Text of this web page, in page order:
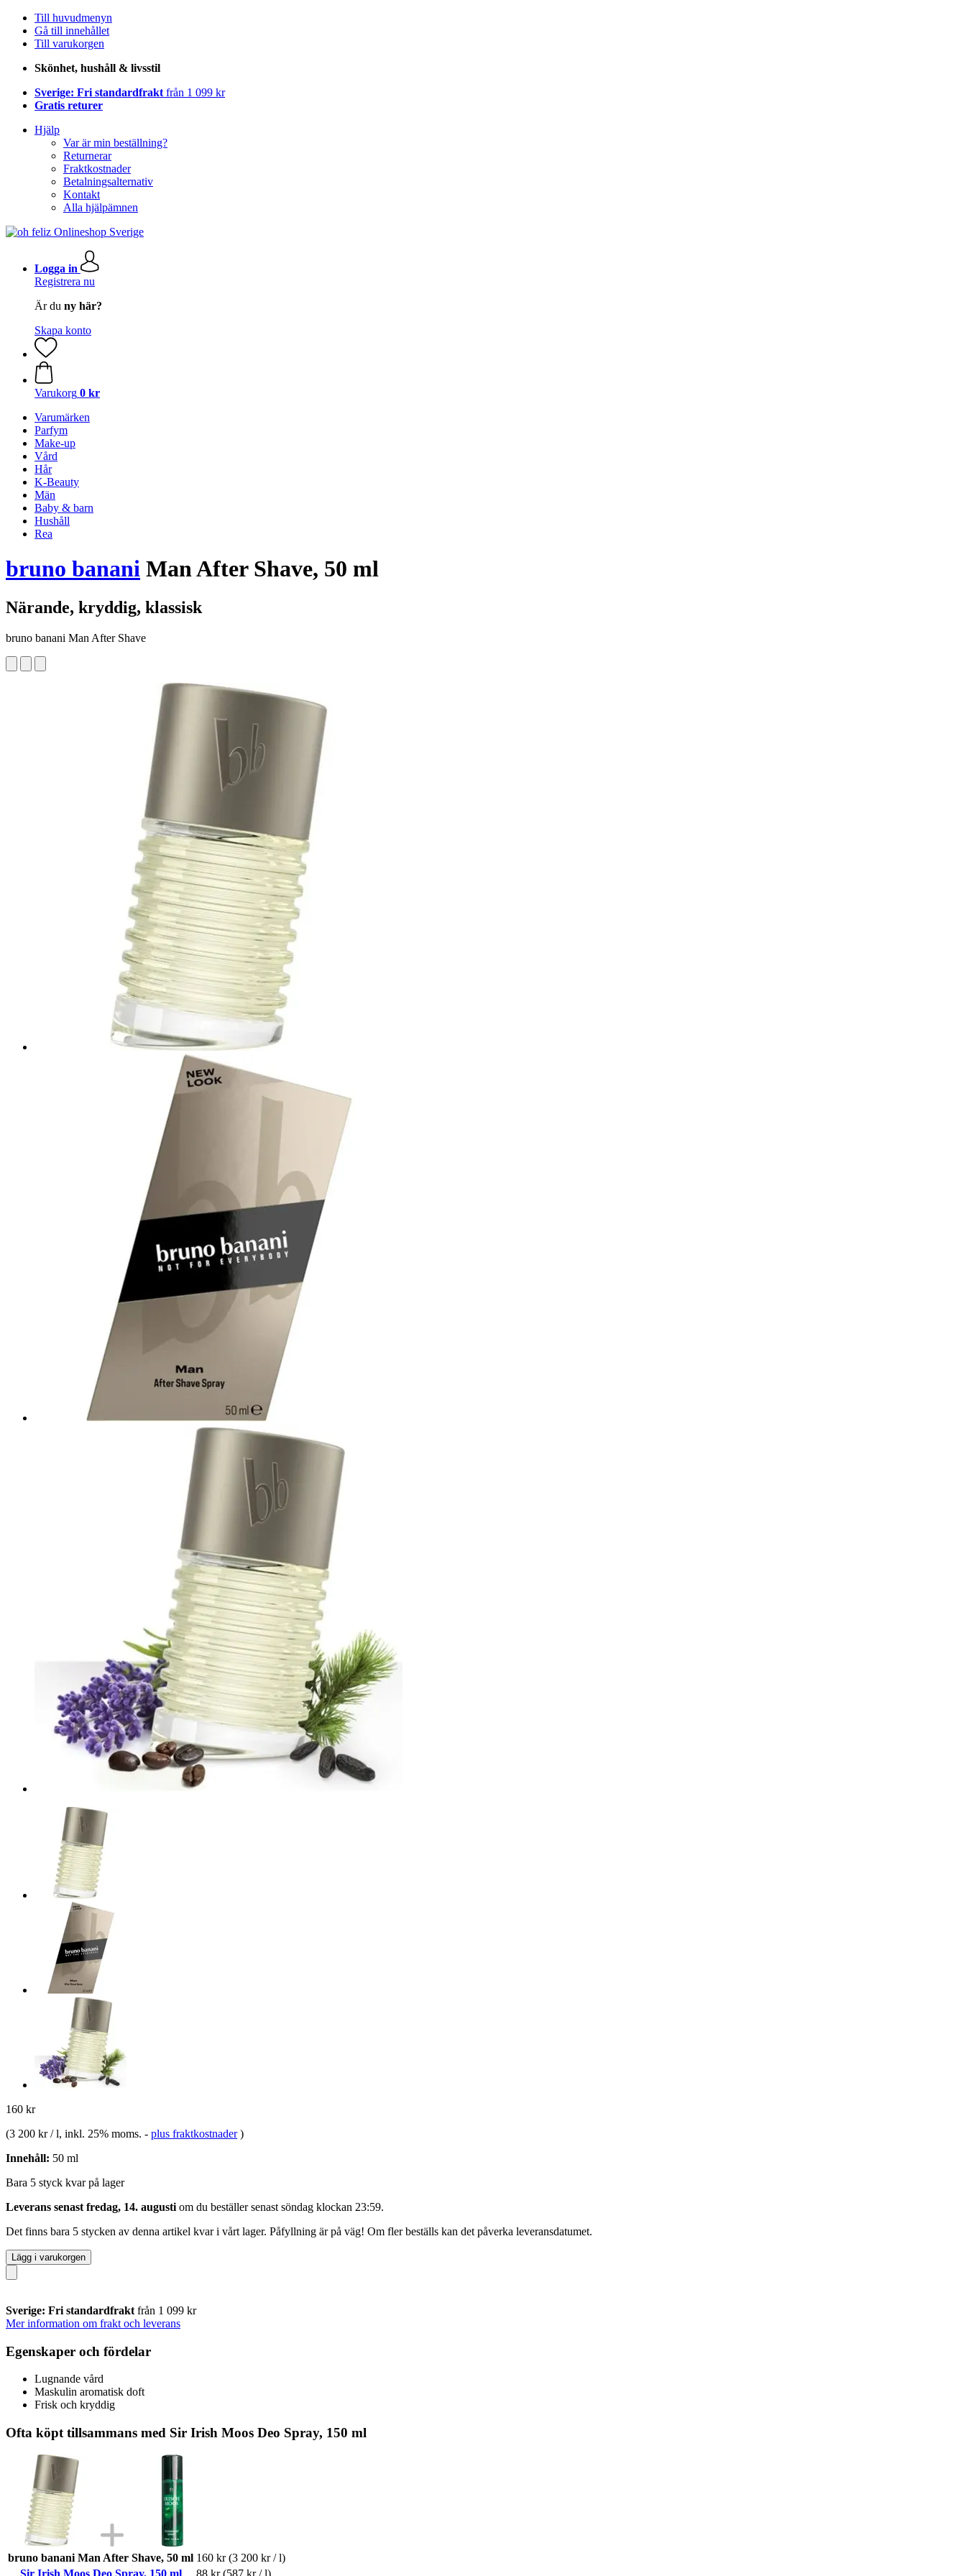
Till huvudmenyn
Gå till innehållet
Till varukorgen
Skönhet, hushåll & livsstil
Sverige: Fri standardfrakt från 1 099 kr
Gratis returer
Hjälp
Var är min beställning?
Returnerar
Fraktkostnader
Betalningsalternativ
Kontakt
Alla hjälpämnen
Logga in
Registrera nu
Är du ny här?
Skapa konto
Varukorg 0 kr
Varumärken
Parfym
Make-up
Vård
Hår
K-Beauty
Män
Baby & barn
Hushåll
Rea
bruno banani Man After Shave, 50 ml
Närande, kryddig, klassisk
bruno banani Man After Shave
160 kr
(3 200 kr / l, inkl. 25% moms. - plus fraktkostnader )
Innehåll: 50 ml
Bara 5 styck kvar på lager
Leverans senast fredag, 14. augusti om du beställer senast söndag klockan 23:59.
Det finns bara 5 stycken av denna artikel kvar i vårt lager. Påfyllning är på väg! Om fler beställs kan det påverka leveransdatumet.
Lägg i varukorgen
Sverige: Fri standardfrakt från 1 099 kr
Mer information om frakt och leverans
Egenskaper och fördelar
Lugnande vård
Maskulin aromatisk doft
Frisk och kryddig
Ofta köpt tillsammans med Sir Irish Moos Deo Spray, 150 ml
bruno banani Man After Shave, 50 ml 160 kr (3 200 kr / l)
Sir Irish Moos Deo Spray, 150 ml
88 kr (587 kr / l)